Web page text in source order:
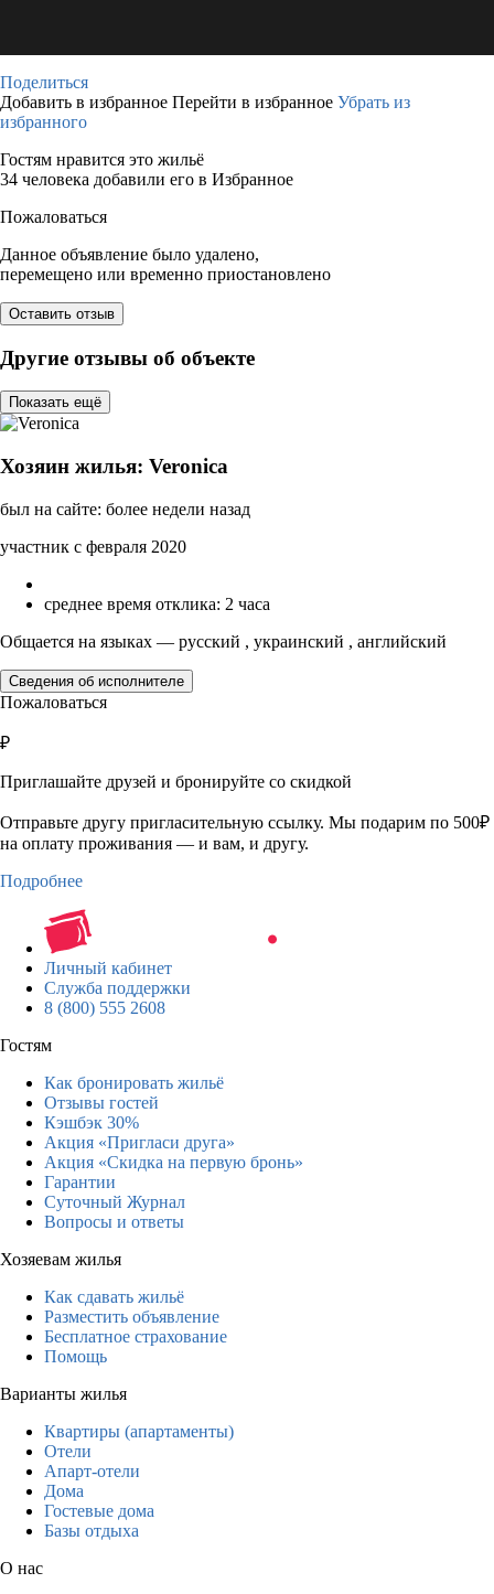
Поделиться
Добавить в избранное Перейти в избранное Убрать из
избранного
Гостям нравится это жильё
34 человека добавили его в Избранное
Пожаловаться
Данное объявление было удалено,
перемещено или временно приостановлено
Оставить отзыв
Другие отзывы об объекте
Показать ещё
Хозяин жилья: Veronica
был на сайте: более недели назад
участник с февраля 2020
среднее время отклика: 2 часа
Общается на языках — русский , украинский , английский
Сведения об исполнителе
Пожаловаться
₽
Приглашайте друзей и бронируйте со скидкой
Отправьте другу пригласительную ссылку. Мы подарим по 500₽
на оплату проживания — и вам, и другу.
Подробнее
Личный кабинет
Служба поддержки
8 (800) 555 2608
Гостям
Как бронировать жильё
Отзывы гостей
Кэшбэк 30%
Акция «Пригласи друга»
Акция «Скидка на первую бронь»
Гарантии
Суточный Журнал
Вопросы и ответы
Хозяевам жилья
Как сдавать жильё
Разместить объявление
Бесплатное страхование
Помощь
Варианты жилья
Квартиры (апартаменты)
Отели
Апарт-отели
Дома
Гостевые дома
Базы отдыха
О нас